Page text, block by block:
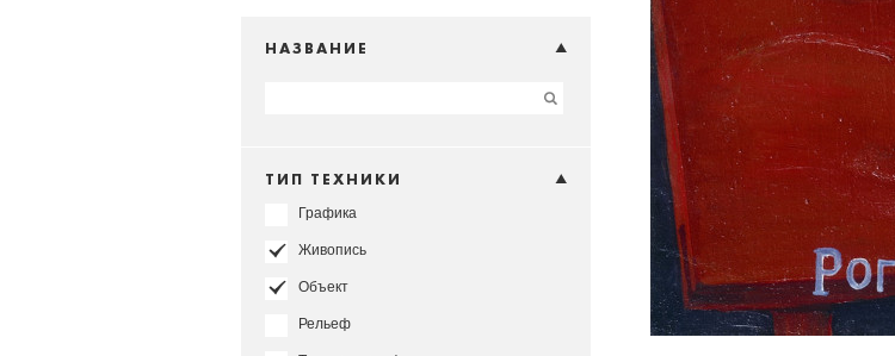
НАЗВАНИЕ
ТИП ТЕХНИКИ
Графика
Живопись
Объект
Рельеф